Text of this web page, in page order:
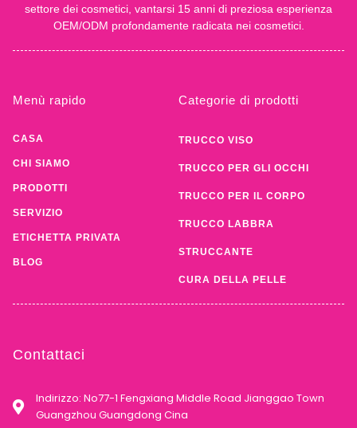
settore dei cosmetici, vantarsi 15 anni di preziosa esperienza
OEM/ODM profondamente radicata nei cosmetici.
Menù rapido
CASA
CHI SIAMO
PRODOTTI
SERVIZIO
ETICHETTA PRIVATA
BLOG
Categorie di prodotti
TRUCCO VISO
TRUCCO PER GLI OCCHI
TRUCCO PER IL CORPO
TRUCCO LABBRA
STRUCCANTE
CURA DELLA PELLE
Contattaci
Indirizzo: No77-1 Fengxiang Middle Road Jianggao Town
Guangzhou Guangdong Cina